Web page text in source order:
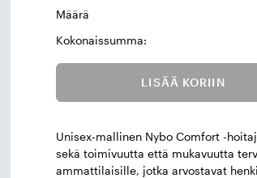
Määrä
Kokonaissumma:
LISÄÄ KORIIN
Unisex-mallinen Nybo Comfort -
sekä toimivuutta että mukavuutta
ammattilaisille, jotka arvostavat